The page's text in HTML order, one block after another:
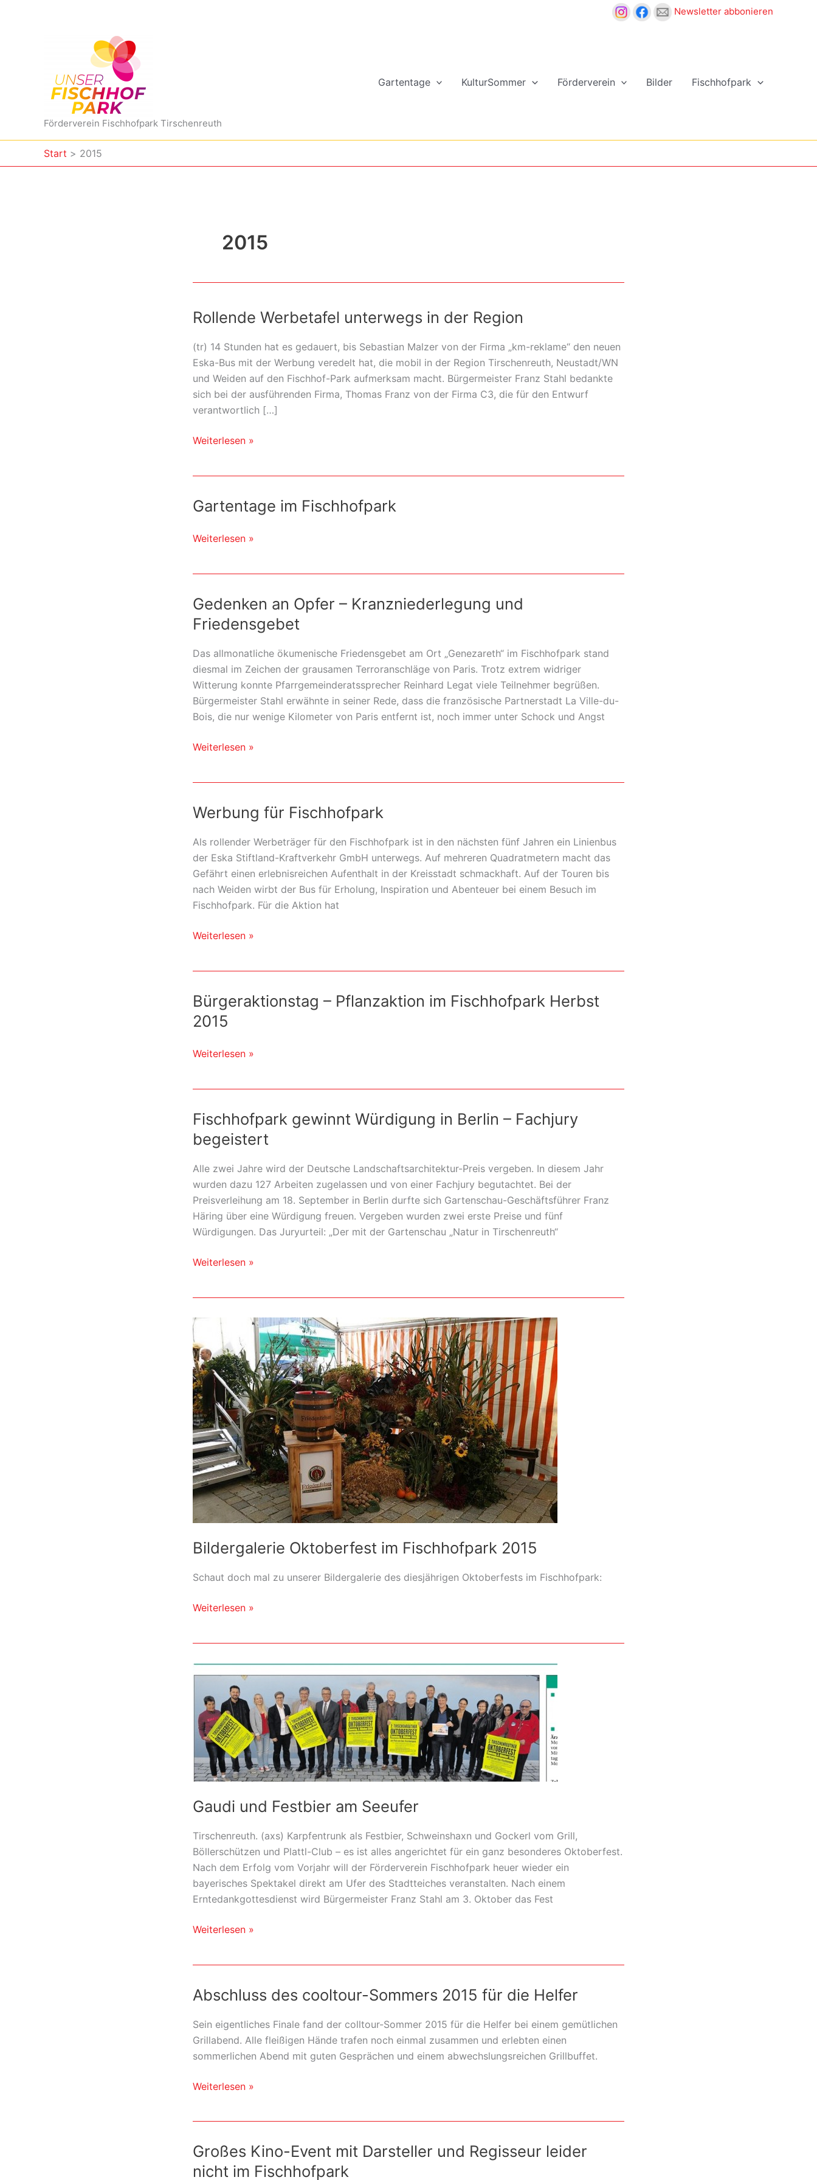
Newsletter abbonieren
Förderverein Fischhofpark Tirschenreuth
Gartentage KulturSommer Förderverein Bilder Fischhofpark
Start 2015
2015
Rollende Werbetafel unterwegs in der Region
(tr) 14 Stunden hat es gedauert, bis Sebastian Malzer von der Firma „km-reklame“ den neuen
Eska-Bus mit der Werbung veredelt hat, die mobil in der Region Tirschenreuth, Neustadt/WN
und Weiden auf den Fischhof-Park aufmerksam macht. Bürgermeister Franz Stahl bedankte
sich bei der ausführenden Firma, Thomas Franz von der Firma C3, die für den Entwurf
verantwortlich […]
Rollende
der
Weiterlesen »
Gartentage im Fischhofpark
Gartentage
Weiterlesen »
Gedenken an Opfer – Kranzniederlegung und
Friedensgebet
Das allmonatliche ökumenische Friedensgebet am Ort „Genezareth“ im Fischhofpark stand
diesmal im Zeichen der grausamen Terroranschläge von Paris. Trotz extrem widriger
Witterung konnte Pfarrgemeinderatssprecher Reinhard Legat viele Teilnehmer begrüßen.
Bürgermeister Stahl erwähnte in seiner Rede, dass die französische Partnerstadt La Ville-du-
Bois, die nur wenige Kilometer von Paris entfernt ist, noch immer unter Schock und Angst
Gedenken
Kranzniederlegung
Friedensgebet
Weiterlesen »
Werbung für Fischhofpark
Als rollender Werbeträger für den Fischhofpark ist in den nächsten fünf Jahren ein Linienbus
der Eska Stiftland-Kraftverkehr GmbH unterwegs. Auf mehreren Quadratmetern macht das
Gefährt einen erlebnisreichen Aufenthalt in der Kreisstadt schmackhaft. Auf der Touren bis
nach Weiden wirbt der Bus für Erholung, Inspiration und Abenteuer bei einem Besuch im
Fischhofpark. Für die Aktion hat
Werbung
Weiterlesen »
Bürgeraktionstag – Pflanzaktion im Fischhofpark Herbst
2015
Bürgeraktionstag
Fischhofpark
Herbst
2015
Weiterlesen »
Fischhofpark gewinnt Würdigung in Berlin – Fachjury
begeistert
Alle zwei Jahre wird der Deutsche Landschaftsarchitektur-Preis vergeben. In diesem Jahr
wurden dazu 127 Arbeiten zugelassen und von einer Fachjury begutachtet. Bei der
Preisverleihung am 18. September in Berlin durfte sich Gartenschau-Geschäftsführer Franz
Häring über eine Würdigung freuen. Vergeben wurden zwei erste Preise und fünf
Würdigungen. Das Juryurteil: „Der mit der Gartenschau „Natur in Tirschenreuth“
Fischhofpark
Berlin
–
Fachjury
begeistert
Weiterlesen »
Bildergalerie Oktoberfest im Fischhofpark 2015
Schaut doch mal zu unserer Bildergalerie des diesjährigen Oktoberfests im Fischhofpark:
Bildergalerie
Weiterlesen »
Gaudi und Festbier am Seeufer
Tirschenreuth. (axs) Karpfentrunk als Festbier, Schweinshaxn und Gockerl vom Grill,
Böllerschützen und Plattl-Club – es ist alles angerichtet für ein ganz besonderes Oktoberfest.
Nach dem Erfolg vom Vorjahr will der Förderverein Fischhofpark heuer wieder ein
bayerisches Spektakel direkt am Ufer des Stadtteiches veranstalten. Nach einem
Erntedankgottesdienst wird Bürgermeister Franz Stahl am 3. Oktober das Fest
Gaudi
Seeufer
Weiterlesen »
Abschluss des cooltour-Sommers 2015 für die Helfer
Sein eigentliches Finale fand der colltour-Sommer 2015 für die Helfer bei einem gemütlichen
Grillabend. Alle fleißigen Hände trafen noch einmal zusammen und erlebten einen
sommerlichen Abend mit guten Gesprächen und einem abwechslungsreichen Grillbuffet.
Abschluss
2015
für
Weiterlesen »
Großes Kino-Event mit Darsteller und Regisseur leider
nicht im Fischhofpark